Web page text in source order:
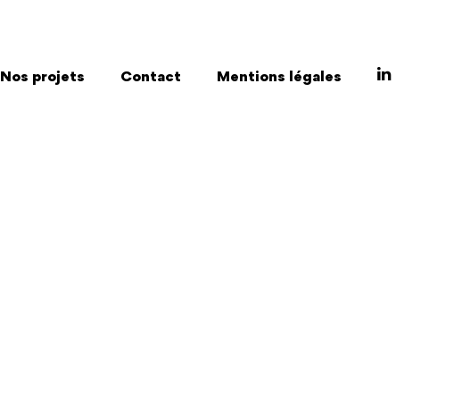
Nos projets Contact Mentions légales